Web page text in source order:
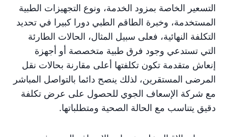
التسعير الخاصة بمزود الخدمة، ونوع التجهيزات الطبية
المستخدمة، وخبرة الطاقم الطبي دورا كبيرا في تحديد
التكلفة النهائية، فعلى سبيل المثال، الحالات الطارئة
التي تستدعي وجود فرق طبية متخصصة أو أجهزة
إنعاش متقدمة تكون تكلفتها أعلى مقارنة بحالات نقل
المرضى المستقرين، لذلك ينصح دائما بالتواصل المباشر
مع شركة الإسعاف الجوي للحصول على عرض تكلفة
دقيق يتناسب مع الحالة الصحية ومتطلباتها.